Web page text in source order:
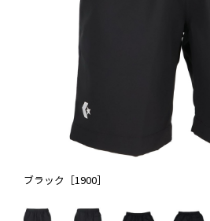
ブラック［1900］